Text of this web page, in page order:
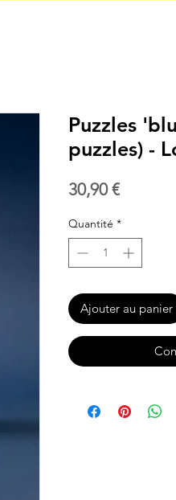
Puzzles
puzzles) -
30,90 €Prix
Quantité *
Ajouter au panier